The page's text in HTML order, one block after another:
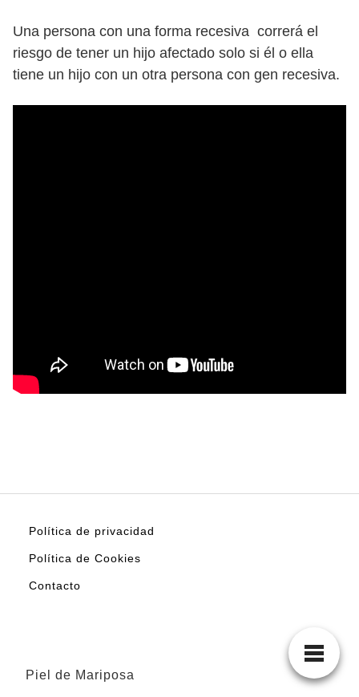
Una persona con una forma recesiva correrá el
riesgo de tener un hijo afectado solo si él o ella
tiene un hijo con un otra persona con gen recesiva.
Política de privacidad
Política de Cookies
Contacto
Piel de Mariposa